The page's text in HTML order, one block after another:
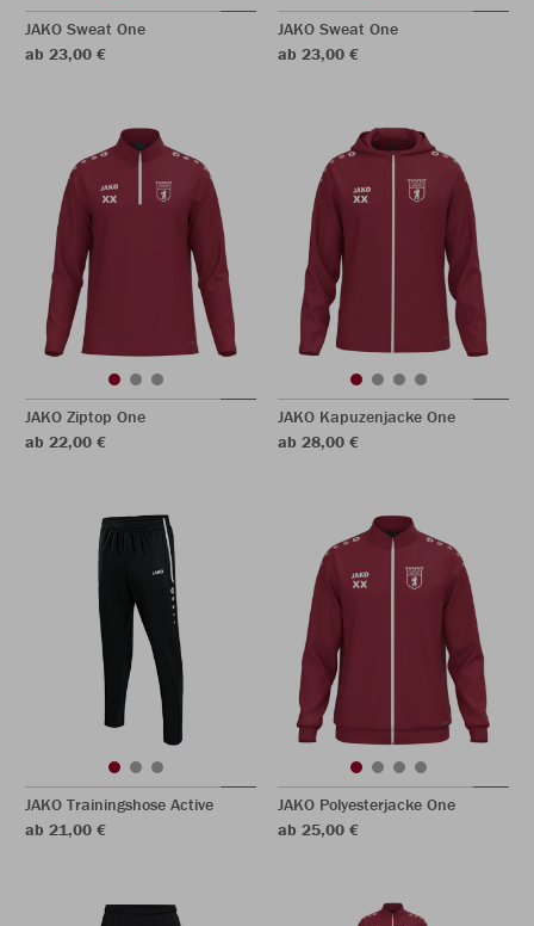
JAKO Sweat One
ab 23,00 €
JAKO Sweat One
ab 23,00 €
JAKO Ziptop One
ab 22,00 €
JAKO Kapuzenjacke One
ab 28,00 €
JAKO Trainingshose Active
ab 21,00 €
JAKO Polyesterjacke One
ab 25,00 €